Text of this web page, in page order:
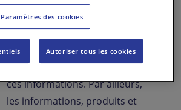
ce site proviennent de sources
fiables. Cependant, Sodexo ne
peut garantir le caractère
complet, exact et/ou actuel de
ces informations. Par ailleurs,
les informations, produits et
Paramètres des cookies
Autoriser tous les cookies